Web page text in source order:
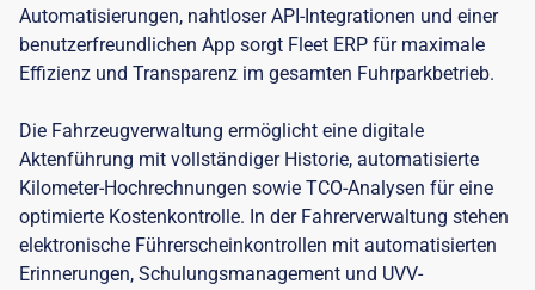
Automatisierungen, nahtloser API-Integrationen und einer
benutzerfreundlichen App sorgt Fleet ERP für maximale
Effizienz und Transparenz im gesamten Fuhrparkbetrieb.
Die Fahrzeugverwaltung ermöglicht eine digitale
Aktenführung mit vollständiger Historie, automatisierte
Kilometer-Hochrechnungen sowie TCO-Analysen für eine
optimierte Kostenkontrolle. In der Fahrerverwaltung stehen
elektronische Führerscheinkontrollen mit automatisierten
Erinnerungen, Schulungsmanagement und UVV-